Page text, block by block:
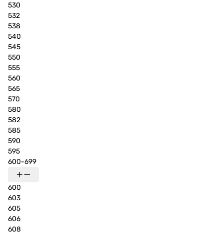
530
532
538
540
545
550
555
560
565
570
580
582
585
590
595
600-699
600
603
605
606
608